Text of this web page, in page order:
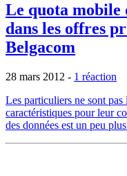
Le quota mobile
dans les offres
Belgacom
28 mars 2012 - 1 réaction
Les particuliers ne sont
caractéristiques pour leur
des données est un peu